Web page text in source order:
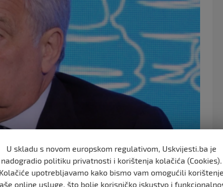
k
puna članica EU u narednim godinama. Mi smo
sa BiH. Mi naporno radimo na postizanju
U skladu s novom europskom regulativom, Uskvijesti.ba je
nadogradio politiku privatnosti i korištenja kolačića (Cookies).
Kolačiće upotrebljavamo kako bismo vam omogućili
online usluge, što bolje korisničko iskustvo i